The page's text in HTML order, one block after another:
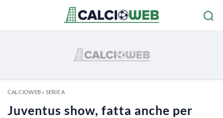
CALCIOWEB» SERIE A
Juventus show, fatta anche per